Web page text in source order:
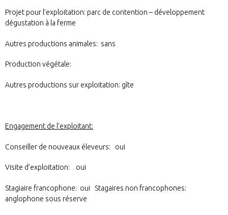
Projet pour l’exploitation: parc de contention – développement
dégustation à la ferme
Autres productions animales: sans
Production végétale:
Autres productions sur exploitation: gîte
Engagement de l’exploitant:
Conseiller de nouveaux éleveurs: oui
Visite d’exploitation: oui
Stagiaire francophone: oui Stagaires non francophones:
anglophone sous réserve